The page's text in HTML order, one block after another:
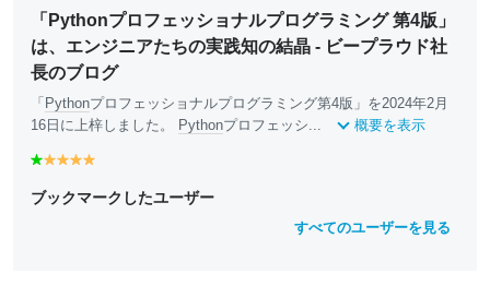
「Pythonプロフェッショナルプログラミング 第4版」
は、エンジニアたちの実践知の結晶 - ビープラウド社
長のブログ
「 Pythonプロフェッショナルプログラミング第4版」を2024年2月
16日に上梓しました。
Pythonプロフェッシ... 概要を表示
g
e
y
ll
y
ll
y
ll ll
ブックマークしたユーザー
すべてのユーザーを見る